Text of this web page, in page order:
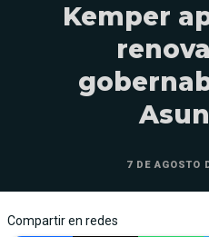
Kemper
7 DE AGOSTO
Compartir en redes